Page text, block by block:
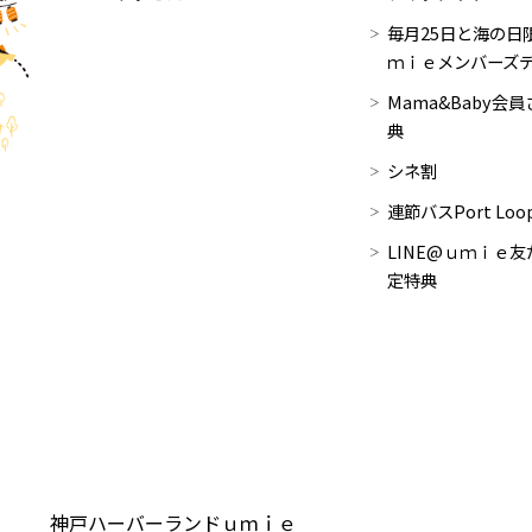
毎月25日と海の日
ｍｉｅメンバーズ
Mama&Baby会員
典
シネ割
連節バスPort
LINE@ｕｍｉｅ友
定特典
神戸ハーバーランドｕｍｉｅ